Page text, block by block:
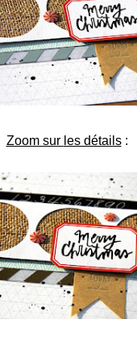
Zoom sur les détails: